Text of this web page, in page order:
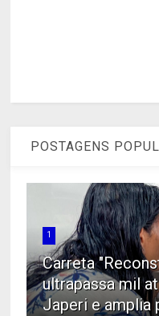
POSTAGENS
1
Carreta
ultrapassa mil
Japeri e amplia